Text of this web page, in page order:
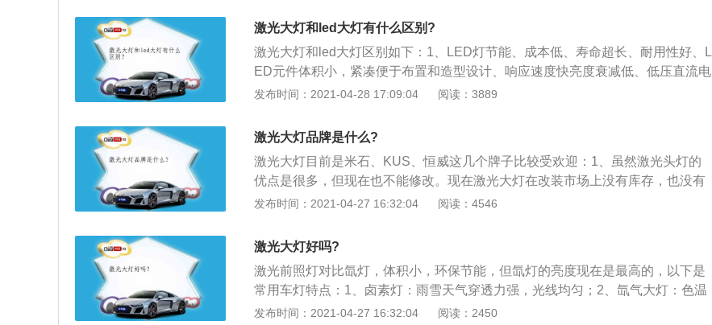
天气条件下的效果尤为明显，可以大大减小汽车的安全风险，降低交通事故的发
生。绿色激光射灯主要安装在容易发生拥堵的路段，并且这种灯光不会对眼睛造
成影响，灯光的设置经过专门调整角度不会对驾驶员和车辆造成眩晕影响。
激光大灯和led大灯有什么区别?
激光大灯和led大灯区别如下：1、LED灯节能、成本低、寿命超长、耐用性好、L
ED元件体积小，紧凑便于布置和造型设计、响应速度快亮度衰减低、低压直流电
即可驱动，负载小，干扰弱，对使用环境要求低，适应性好；2、激光大灯拥有L
长等等；3、而激光大灯可以弥补LED大灯的一些缺陷，体积可以做得更小，对
此，激光大灯一旦普及，用于汽车设计，将是革命性的；4、激光头灯比LED更
亮，而且更节能，任何LED灯与激光灯的对比，其本身的出发点都不公平，可以
说激光头灯相比LED的唯一缺点，就是价格要贵得多；
发布时间：2021-04-28 17:09:04 阅读：3889
激光大灯品牌是什么?
激光大灯目前是米石、KUS、恒威这几个牌子比较受欢迎：1、虽然激光头灯的
优点是很多，但现在也不能修改。现在激光大灯在改装市场上没有库存，也没有
技术；2、激光前照灯具有LED前照灯的最大优点，如响应速度快、亮度低衰
比，仅对于1\/100的常规LED元件尺寸，单个激光二极管元件的长度可以达到10
微米，这意味着，只要设计者愿意，传统车灯尺寸可以大大降低，这可能会改变
汽车前部各部件的设计比例。
发布时间：2021-04-27 16:32:04 阅读：4546
激光大灯好吗?
激光前照灯对比氙灯，体积小，环保节能，但氙灯的亮度现在是最高的，以下是
常用车灯特点：1、卤素灯：雨雪天气穿透力强，光线均匀；2、氙气大灯：色温
高看得远，穿透差延迟时间长，氙气灯的色光较白，照射距离远，照射角度大，
发布时间：2021-04-27 16:32:04 阅读：2450